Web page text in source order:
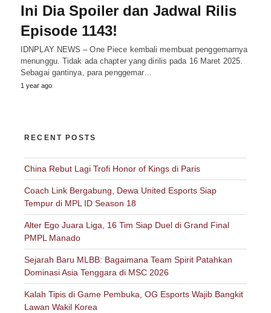
Ini Dia Spoiler dan Jadwal Rilis
Episode 1143!
IDNPLAY NEWS – One Piece kembali membuat penggemarnya
menunggu. Tidak ada chapter yang dirilis pada 16 Maret 2025.
Sebagai gantinya, para penggemar…
1 year ago
RECENT POSTS
China Rebut Lagi Trofi Honor of Kings di Paris
Coach Link Bergabung, Dewa United Esports Siap
Tempur di MPL ID Season 18
Alter Ego Juara Liga, 16 Tim Siap Duel di Grand Final
PMPL Manado
Sejarah Baru MLBB: Bagaimana Team Spirit Patahkan
Dominasi Asia Tenggara di MSC 2026
Kalah Tipis di Game Pembuka, OG Esports Wajib Bangkit
Lawan Wakil Korea